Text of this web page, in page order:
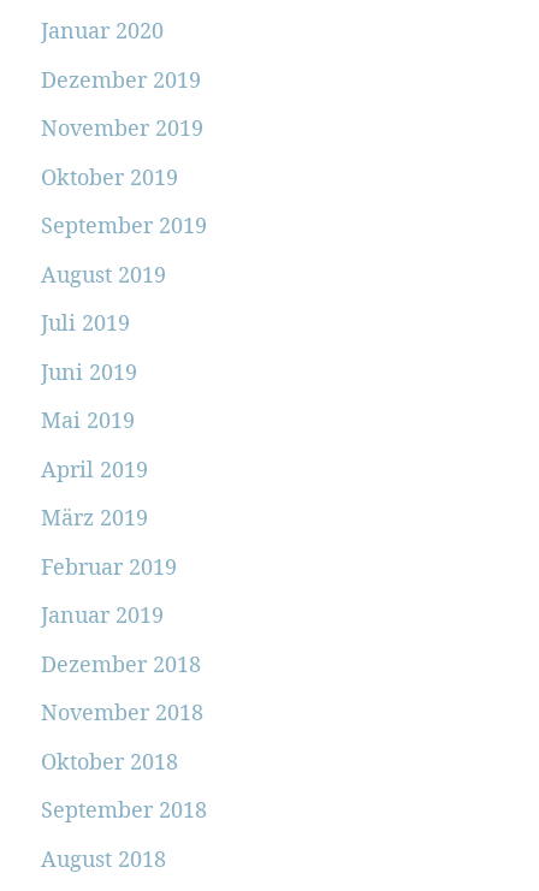
Januar 2020
Dezember 2019
November 2019
Oktober 2019
September 2019
August 2019
Juli 2019
Juni 2019
Mai 2019
April 2019
März 2019
Februar 2019
Januar 2019
Dezember 2018
November 2018
Oktober 2018
September 2018
August 2018